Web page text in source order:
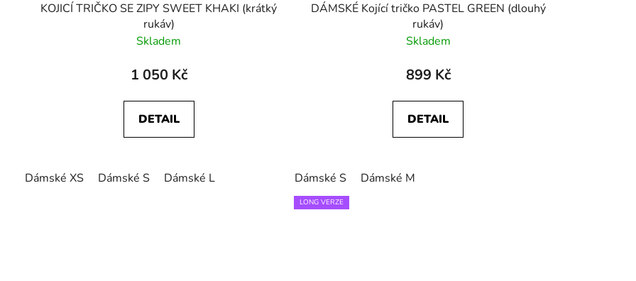
KOJICÍ TRIČKO SE ZIPY SWEET KHAKI (krátký
rukáv)
Skladem
1 050 Kč
DETAIL
Dámské XS Dámské S Dámské L
DÁMSKÉ Kojící tričko PASTEL GREEN (dlouhý
rukáv)
Skladem
899 Kč
DETAIL
Dámské S Dámské M
LONG VERZE